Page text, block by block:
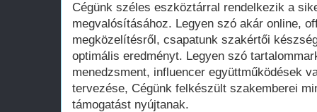
Cégünk széles eszköztárral rendelkezik a
megvalósításához. Legyen szó akár online,
megközelítésről, csapatunk szakértői
optimális eredményt. Legyen szó
menedzsment, influencer együttműködések
tervezése, Cégünk felkészült szakemberei
támogatást nyújtanak.